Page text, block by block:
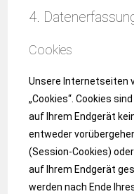
4.
Cookies
Unsere Internetseiten
„Cookies“. Cookies
auf Ihrem Endgerät
entweder
(Session-Cookies)
auf Ihrem Endgerät
werden nach Ende